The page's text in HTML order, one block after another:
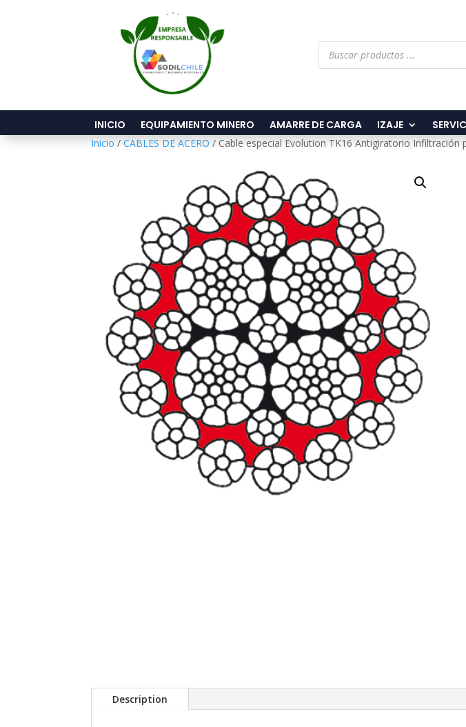
Búsqueda
productos
INICIO EQUIPAMIENTO MINERO AMARRE DE CARGA IZAJE
Inicio / CABLES DE ACERO / Cable especial Evolution TK16 Antigiratorio Infiltración
Description